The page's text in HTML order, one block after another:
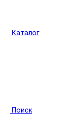
Каталог
Поиск